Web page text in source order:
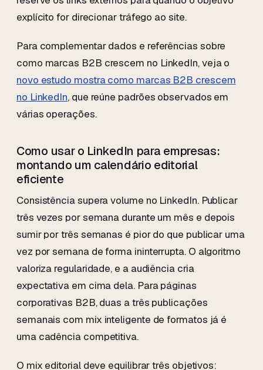
explícito for direcionar tráfego ao site.
Para complementar dados e referências sobre
como marcas B2B crescem no LinkedIn, veja o
novo estudo mostra como marcas B2B crescem
no LinkedIn, que reúne padrões observados em
várias operações.
Como usar o LinkedIn para empresas:
montando um calendário editorial
eficiente
Consistência supera volume no LinkedIn. Publicar
três vezes por semana durante um mês e depois
sumir por três semanas é pior do que publicar uma
vez por semana de forma ininterrupta. O algoritmo
valoriza regularidade, e a audiência cria
expectativa em cima dela. Para páginas
corporativas B2B, duas a três publicações
semanais com mix inteligente de formatos já é
uma cadência competitiva.
O mix editorial deve equilibrar três objetivos: